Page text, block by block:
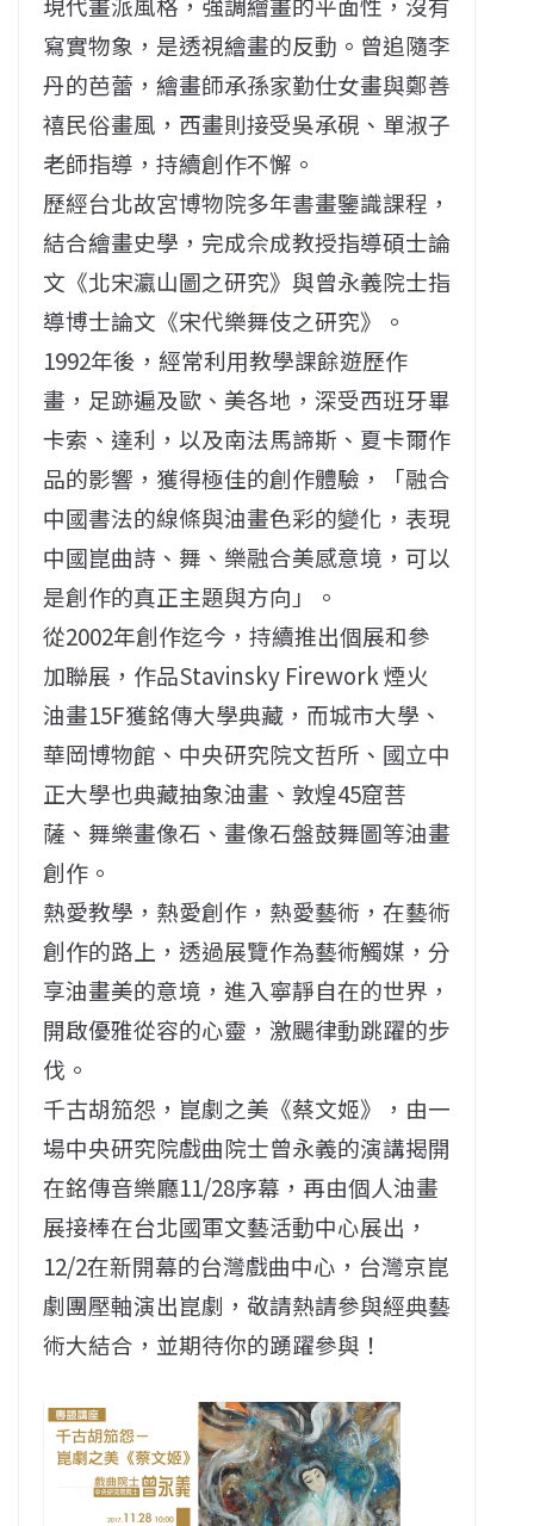
寫實物象，是透視繪畫的反動。曾追隨李
丹的芭蕾，繪畫師承孫家勤仕女畫與鄭善
禧民俗畫風，西畫則接受吳承硯、單淑子
老師指導，持續創作不懈。
歷經台北故宮博物院多年書畫鑒識課程，
結合繪畫史學，完成佘成教授指導碩士論
文《北宋瀛山圖之研究》與曾永義院士指
導博士論文《宋代樂舞伎之研究》。
1992年後，經常利用教學課餘遊歷作
畫，足跡遍及歐、美各地，深受西班牙畢
卡索、達利，以及南法馬諦斯、夏卡爾作
品的影響，獲得極佳的創作體驗，「融合
中國書法的線條與油畫色彩的變化，表現
中國崑曲詩、舞、樂融合美感意境，可以
是創作的真正主題與方向」。
從2002年創作迄今，持續推出個展和參
加聯展，作品Stavinsky Firework 煙火
油畫15F獲銘傳大學典藏，而城市大學、
華岡博物館、中央研究院文哲所、國立中
正大學也典藏抽象油畫、敦煌45窟菩
薩、舞樂畫像石、畫像石盤鼓舞圖等油畫
創作。
熱愛教學，熱愛創作，熱愛藝術，在藝術
創作的路上，透過展覽作為藝術觸媒，分
享油畫美的意境，進入寧靜自在的世界，
開啟優雅從容的心靈，激颺律動跳躍的步
伐。
千古胡笳怨，崑劇之美《蔡文姬》，由一
場中央研究院戲曲院士曾永義的演講揭開
在銘傳音樂廳11/28序幕，再由個人油畫
展接棒在台北國軍文藝活動中心展出，
12/2在新開幕的台灣戲曲中心，台灣京崑
劇團壓軸演出崑劇，敬請熱請參與經典藝
術大結合，並期待你的踴躍參與！